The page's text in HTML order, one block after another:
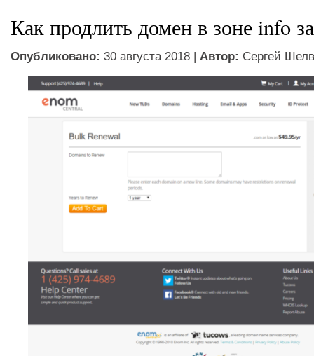
Как продлить домен в зоне info
Опубликовано: 30 августа 2018 | Автор: Сергей